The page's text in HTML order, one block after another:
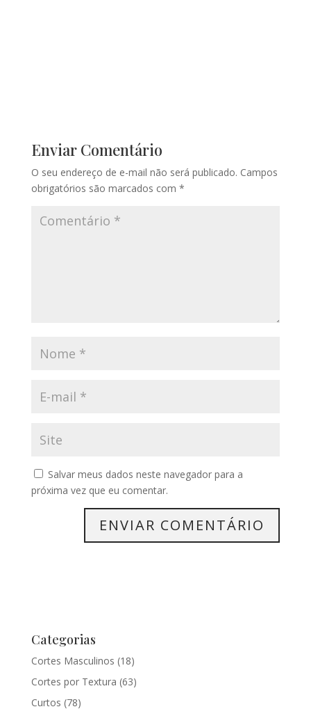
Enviar Comentário
O seu endereço de e-mail não será publicado. Campos
obrigatórios são marcados com *
Salvar meus dados neste navegador para a
próxima vez que eu comentar.
Categorias
Cortes Masculinos (18)
Cortes por Textura (63)
Curtos (78)